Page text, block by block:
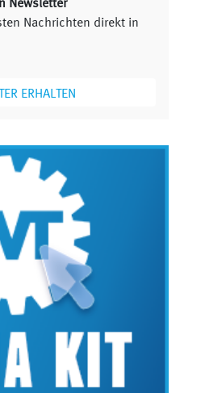
Newsletter
Nachrichten direkt in
ERHALTEN